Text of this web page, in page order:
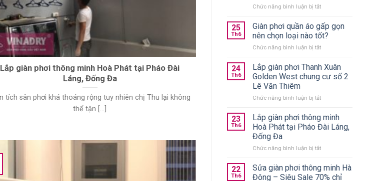
Lắp giàn phơi thông minh Hoà Phát tại Pháo Đài
Láng, Đống Đa
tích sân phơi khá thoáng rộng tuy nhiên chị Thu lại không
thể tận [...]
Chức năng bình luận bị tắtở
giàn
phơi
thông
minh
trần
chính
từ
25
Th6
Giàn phơi quần áo gấp gọn
nên chọn loại nào tốt?
Chức năng bình luận bị tắtở
phơi
áo
gọn
chọn
loại
nào
24
Th6
Lắp giàn phơi Thanh Xuân
Golden West chung cư số 2
Lê Văn Thiêm
Chức năng bình luận bị tắtở
giàn
phơi
Thanh
Golden
chung
cư
23
Th6
Lắp giàn phơi thông minh
Hoà Phát tại Pháo Đài Láng,
Đống Đa
Chức năng bình luận bị tắtở
giàn
phơi
22
Th6
Sửa giàn phơi thông minh Hà
Đông – Siêu Sale 70% chỉ